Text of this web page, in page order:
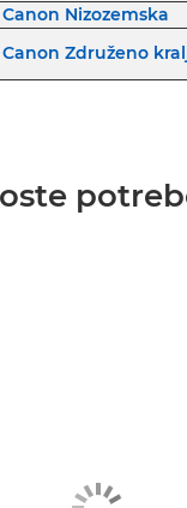
Canon Nizozemska
Canon Združeno